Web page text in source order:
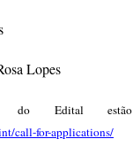
Lopes
do Edital
call-for-applications/